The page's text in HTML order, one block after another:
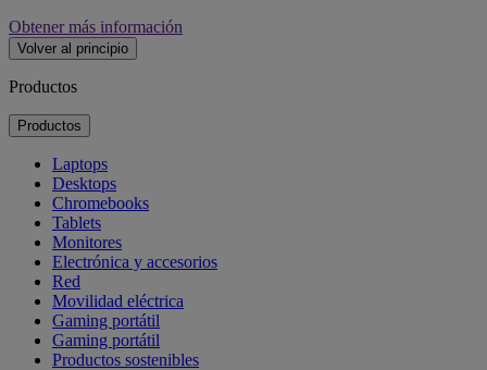
Obtener más información
Volver al principio
Productos
Productos
Laptops
Desktops
Chromebooks
Tablets
Monitores
Electrónica y accesorios
Red
Movilidad eléctrica
Gaming portátil
Gaming portátil
Productos sostenibles